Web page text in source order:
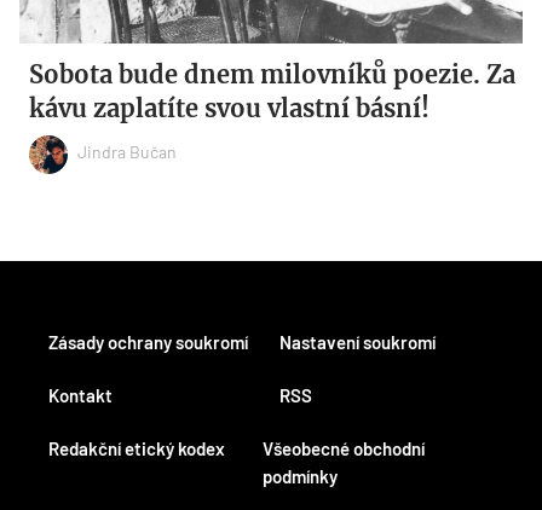
Sobota bude dnem milovníků poezie. Za
kávu zaplatíte svou vlastní básní!
Jindra Bučan
Kontakt
Redakční etický kodex
RSS
Všeobecné obchodní
podmínky
Zásady ochrany soukromí Nastavení soukromí